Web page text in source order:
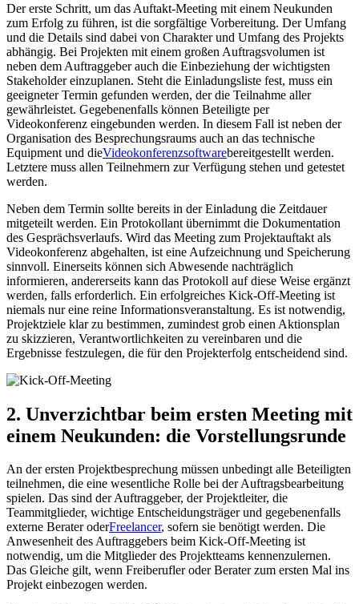
Der erste Schritt, um das Auftakt-Meeting mit einem Neukunden
zum Erfolg zu führen, ist die sorgfältige Vorbereitung. Der Umfang
und die Details sind dabei von Charakter und Umfang des Projekts
abhängig. Bei Projekten mit einem großen Auftragsvolumen ist
neben dem Auftraggeber auch die Einbeziehung der wichtigsten
Stakeholder einzuplanen. Steht die Einladungsliste fest, muss ein
geeigneter Termin gefunden werden, der die Teilnahme aller
gewährleistet. Gegebenenfalls können Beteiligte per
Videokonferenz eingebunden werden. In diesem Fall ist neben der
Organisation des Besprechungsraums auch an das technische
Equipment und dieVideokonferenzsoftwarebereitgestellt werden.
Letztere muss allen Teilnehmern zur Verfügung stehen und getestet
werden.
Neben dem Termin sollte bereits in der Einladung die Zeitdauer
mitgeteilt werden. Ein Protokollant übernimmt die Dokumentation
des Gesprächsverlaufs. Wird das Meeting zum Projektauftakt als
Videokonferenz abgehalten, ist eine Aufzeichnung und Speicherung
sinnvoll. Einerseits können sich Abwesende nachträglich
informieren, andererseits kann das Protokoll auf diese Weise ergänzt
werden, falls erforderlich. Ein erfolgreiches Kick-Off-Meeting ist
niemals nur eine reine Informationsveranstaltung. Es ist notwendig,
Projektziele klar zu bestimmen, zumindest grob einen Aktionsplan
zu skizzieren, Verantwortlichkeiten zu vereinbaren und die
Ergebnisse festzulegen, die für den Projekterfolg entscheidend sind.
2. Unverzichtbar beim ersten Meeting mit
einem Neukunden: die Vorstellungsrunde
An der ersten Projektbesprechung müssen unbedingt alle Beteiligten
teilnehmen, die eine wesentliche Rolle bei der Auftragsbearbeitung
spielen. Das sind der Auftraggeber, der Projektleiter, die
Teammitglieder, wichtige Entscheidungsträger und gegebenenfalls
externe Berater oderFreelancer, sofern sie benötigt werden. Die
Anwesenheit des Auftraggebers beim Kick-Off-Meeting ist
notwendig, um die Mitglieder des Projektteams kennenzulernen.
Das Gleiche gilt, wenn Freiberufler oder Berater zum ersten Mal ins
Projekt einbezogen werden.